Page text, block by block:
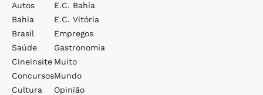
Autos
Bahia
Brasil
Saúde
Cineinsite
Concursos
Cultura
E.c. Bahia
E.c. Vitória
Empregos
Gastronomia
Muito
Mundo
Opinião